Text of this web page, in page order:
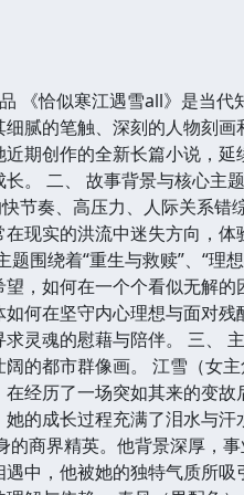
《恰似寒江遇雪all》是当
腻的笔触、深刻的人物刻
期创作的全新长篇小说，
。 二、 故事背景与核心主
节奏、高压力、人际关系
现实的洪流中迷失方向，
围绕着“重生与救赎”、“理
，如何在一个个看似无解
何在坚守内心理想与面对
灵魂的慰藉与陪伴。 三、
的都市群像画。 江雪（女
经历了一场突如其来的变
的成长过程充满了泪水与
商界精英。他背景深厚，
中，他被她的独特气质所